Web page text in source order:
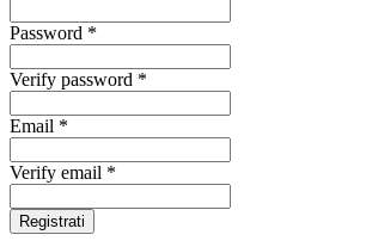
Password *
Verify password *
Email *
Verify email *
Registrati